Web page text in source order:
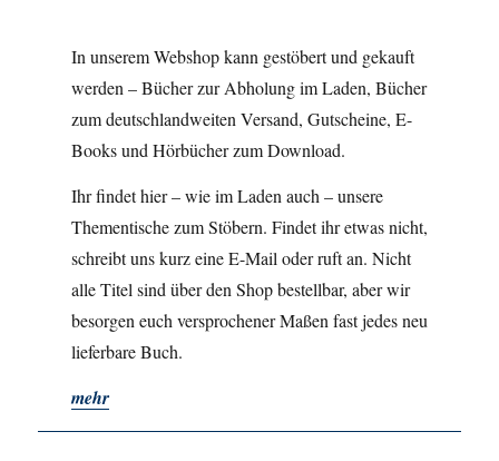
In unserem Webshop kann gestöbert und gekauft
werden – Bücher zur Abholung im Laden, Bücher
zum deutschlandweiten Versand, Gutscheine, E-
Books und Hörbücher zum Download.
Ihr findet hier – wie im Laden auch – unsere
Thementische zum Stöbern. Findet ihr etwas nicht,
schreibt uns kurz eine E-Mail oder ruft an. Nicht
alle Titel sind über den Shop bestellbar, aber wir
besorgen euch versprochener Maßen fast jedes neu
lieferbare Buch.
mehr